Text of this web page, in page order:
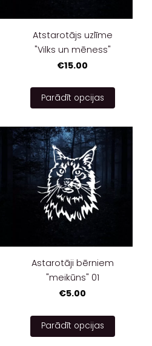
Atstarotājs uzlīme
"Vilks un mēness"
€15.00
Parādīt opcijas
Astarotāji bērniem
"meikūns" 01
€5.00
Parādīt opcijas